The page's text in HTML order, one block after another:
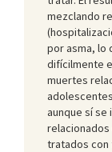
mezclando
por asma, lo
difícilmente
muertes
aunque sí se
relacionados
tratados